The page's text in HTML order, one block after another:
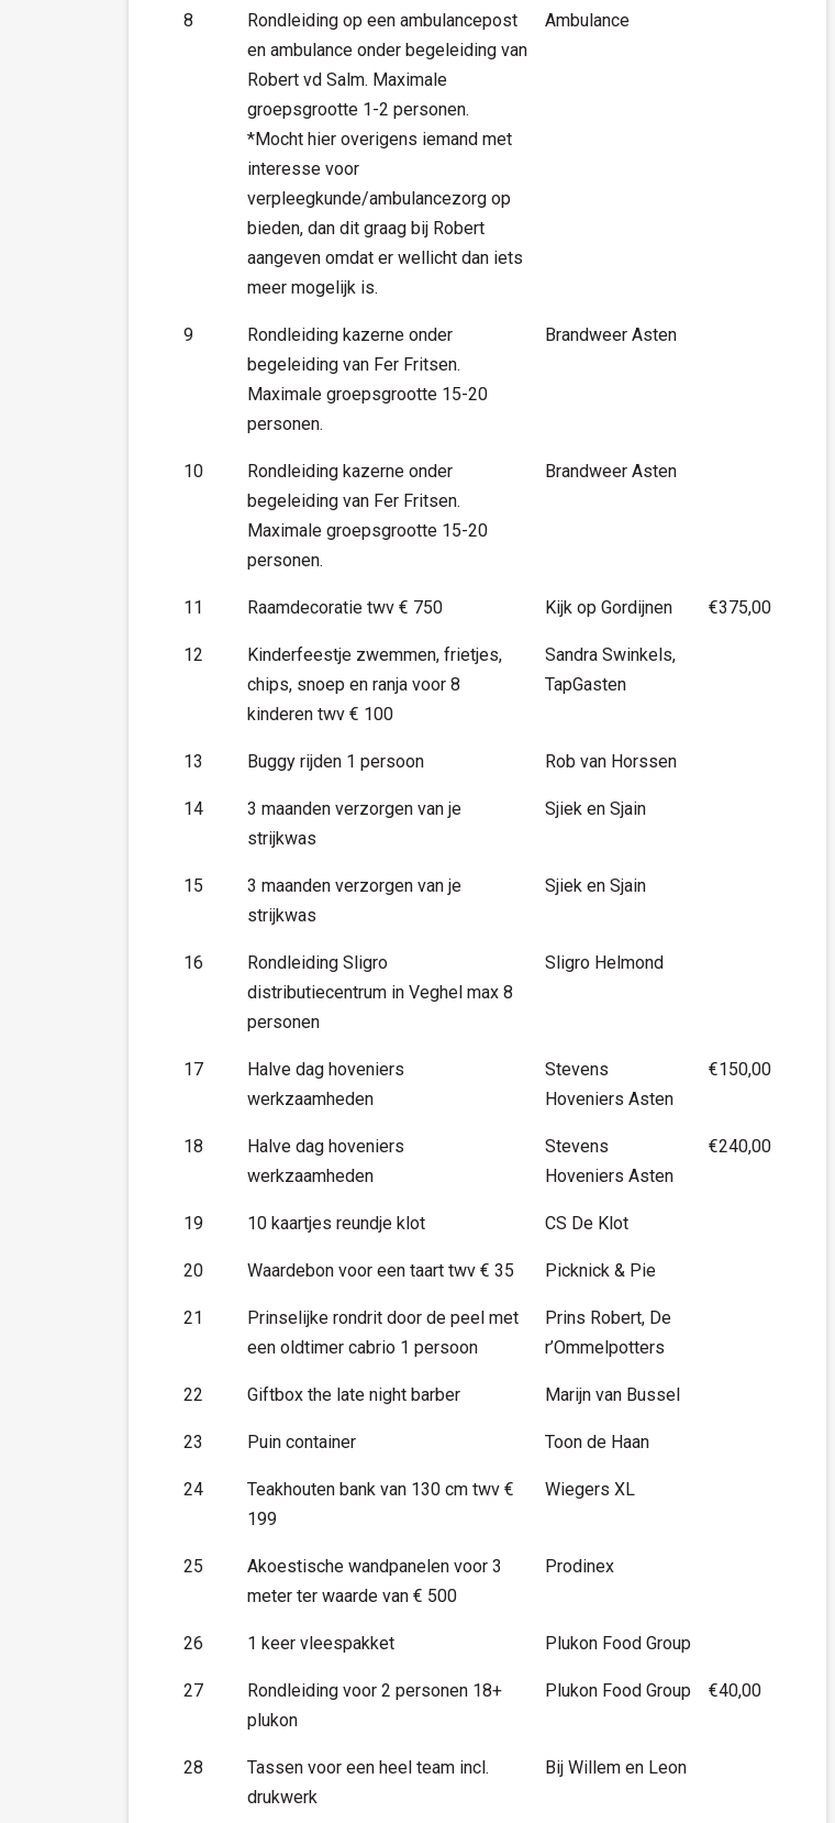
8
Rondleiding op een ambulancepost
en ambulance onder begeleiding van
Robert vd Salm. Maximale
groepsgrootte 1-2 personen.
*Mocht hier overigens iemand met
interesse voor
verpleegkunde/ambulancezorg op
bieden, dan dit graag bij Robert
aangeven omdat er wellicht dan iets
meer mogelijk is.
Ambulance
9
Rondleiding kazerne onder
begeleiding van Fer Fritsen.
Maximale groepsgrootte 15-20
personen.
Brandweer Asten
10
Rondleiding kazerne onder
begeleiding van Fer Fritsen.
Maximale groepsgrootte 15-20
personen.
Brandweer Asten
11 Raamdecoratie twv € 750 Kijk op Gordijnen €375,00
12
Kinderfeestje zwemmen, frietjes,
chips, snoep en ranja voor 8
kinderen twv € 100
Sandra Swinkels,
TapGasten
13 Buggy rijden 1 persoon Rob van Horssen
14
3 maanden verzorgen van je
strijkwas
Sjiek en Sjain
15
3 maanden verzorgen van je
strijkwas
Sjiek en Sjain
16
Rondleiding Sligro
distributiecentrum in Veghel max 8
personen
Sligro Helmond
17
Halve dag hoveniers
werkzaamheden
Stevens
Hoveniers Asten
€150,00
18
Halve dag hoveniers
werkzaamheden
Stevens
Hoveniers Asten
€240,00
19 10 kaartjes reundje klot CS De Klot
20 Waardebon voor een taart twv € 35 Picknick & Pie
21
Prinselijke rondrit door de peel met
een oldtimer cabrio 1 persoon
Prins Robert, De
r’Ommelpotters
22 Giftbox the late night barber Marijn van Bussel
23 Puin container Toon de Haan
24
Teakhouten bank van 130 cm twv €
199
Wiegers XL
25
Akoestische wandpanelen voor 3
meter ter waarde van € 500
Prodinex
26 1 keer vleespakket Plukon Food Group
27
Rondleiding voor 2 personen 18+
plukon
Plukon Food Group €40,00
28
Tassen voor een heel team incl.
drukwerk
Bij Willem en Leon